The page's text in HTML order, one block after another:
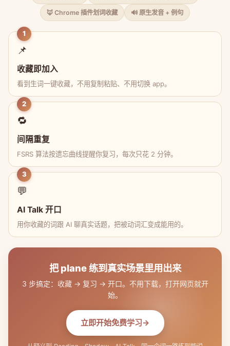
🦊 Chrome 插件划词收藏 🔊 原生发音 + 例句
1
📌
收藏即加入
看到生词一键收藏，不用复制粘贴、不用切换 app。
2
🔁
间隔重复
FSRS 算法按遗忘曲线提醒你复习，每次只花 2 分钟。
3
💬
AI Talk 开口
用你收藏的词跟 AI 聊真实话题，把被动词汇变成能用的。
把 plane 练到真实场景里用出来
3 步搞定：收藏 → 复习 → 开口。不用下载，打开网页就开
始。
立即开始免费学习